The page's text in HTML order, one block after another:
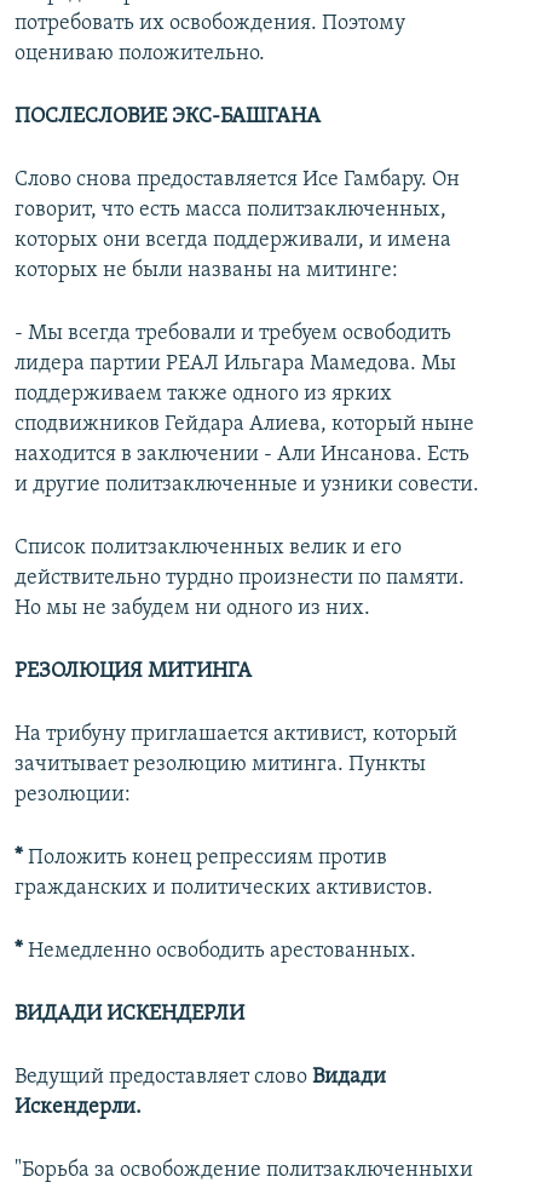
потребовать их освобождения. Поэтому
оцениваю положительно.
ПОСЛЕСЛОВИЕ ЭКС-БАШГАНА
Слово снова предоставляется Исе Гамбару. Он
говорит, что есть масса политзаключенных,
которых они всегда поддерживали, и имена
которых не были названы на митинге:
- Мы всегда требовали и требуем освободить
лидера партии РЕАЛ Ильгара Мамедова. Мы
поддерживаем также одного из ярких
сподвижников Гейдара Алиева, который ныне
находится в заключении - Али Инсанова. Есть
и другие политзаключенные и узники совести.
Список политзаключенных велик и его
действительно турдно произнести по памяти.
Но мы не забудем ни одного из них.
РЕЗОЛЮЦИЯ МИТИНГА
На трибуну приглашается активист, который
зачитывает резолюцию митинга. Пункты
резолюции:
* Положить конец репрессиям против
гражданских и политических активистов.
* Немедленно освободить арестованных.
ВИДАДИ ИСКЕНДЕРЛИ
Ведущий предоставляет слово Видади
Искендерли.
"Борьба за освобождение политзаключенныхи